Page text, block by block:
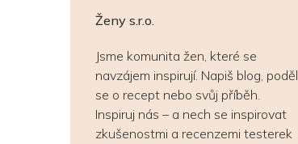
Ženy s.r.o.
Jsme komunita žen, které se
navzájem inspirují. Napiš blog, poděl
se o recept nebo svůj příběh.
Inspiruj nás – a nech se inspirovat
zkušenostmi a recenzemi testerek